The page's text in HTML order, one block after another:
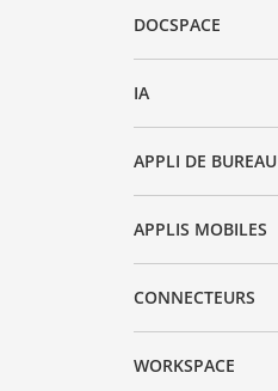
DOCSPACE
IA
APPLI DE BUREAU
APPLIS MOBILES
CONNECTEURS
WORKSPACE